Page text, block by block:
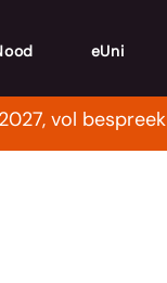
eUni
vol bespreek